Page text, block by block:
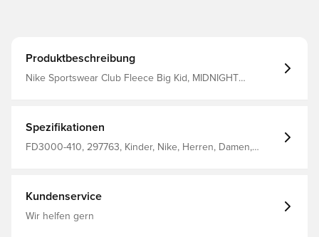
Produktbeschreibung
Nike Sportswear Club Fleece Big Kid, MIDNIGHT
Spezifikationen
FD3000-410, 297763, Kinder, Nike, Herren, Damen,
Kundenservice
Wir helfen gern